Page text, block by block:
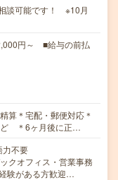
談可能です！ ※10月
円～ ■給与の前払
算＊宅配・郵便対応＊
ど ＊6ヶ月後に正…
力不要
クオフィス・営業事務
験がある方歓迎…